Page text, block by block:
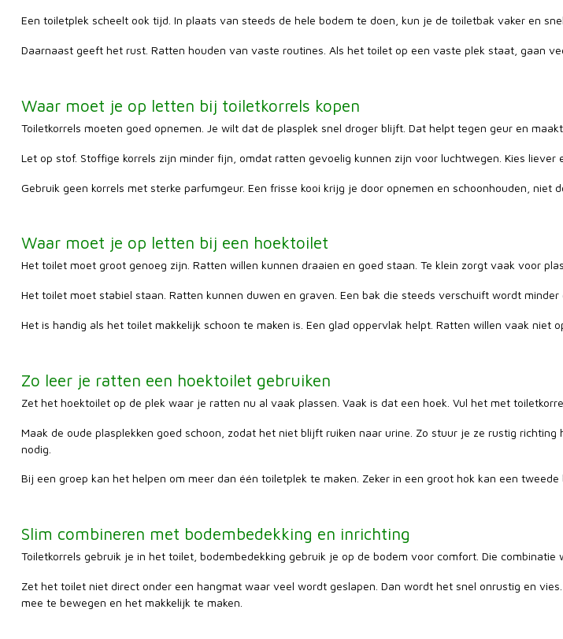
Een toiletplek scheelt ook tijd. In plaats van steeds de hele bodem te doen, kun je de toiletbak vaker en
Daarnaast geeft het rust. Ratten houden van vaste routines. Als het toilet op een vaste plek staat, gaan
Waar moet je op letten bij toiletkorrels kopen
Toiletkorrels moeten goed opnemen. Je wilt dat de plasplek snel droger blijft. Dat helpt tegen geur en
Let op stof. Stoffige korrels zijn minder fijn, omdat ratten gevoelig kunnen zijn voor luchtwegen. Kies liever
Gebruik geen korrels met sterke parfumgeur. Een frisse kooi krijg je door opnemen en schoonhouden, niet
Waar moet je op letten bij een hoektoilet
Het toilet moet groot genoeg zijn. Ratten willen kunnen draaien en goed staan. Te klein zorgt vaak voor
Het toilet moet stabiel staan. Ratten kunnen duwen en graven. Een bak die steeds verschuift wordt minder
Het is handig als het toilet makkelijk schoon te maken is. Een glad oppervlak helpt. Ratten willen vaak niet
Zo leer je ratten een hoektoilet gebruiken
Zet het hoektoilet op de plek waar je ratten nu al vaak plassen. Vaak is dat een hoek. Vul het met
Maak de oude plasplekken goed schoon, zodat het niet blijft ruiken naar urine. Zo stuur je ze rustig
nodig.
Bij een groep kan het helpen om meer dan één toiletplek te maken. Zeker in een groot hok kan een tweede
Slim combineren met bodembedekking en inrichting
Toiletkorrels gebruik je in het toilet, bodembedekking gebruik je op de bodem voor comfort. Die
Zet het toilet niet direct onder een hangmat waar veel wordt geslapen. Dan wordt het snel onrustig en
mee te bewegen en het makkelijk te maken.